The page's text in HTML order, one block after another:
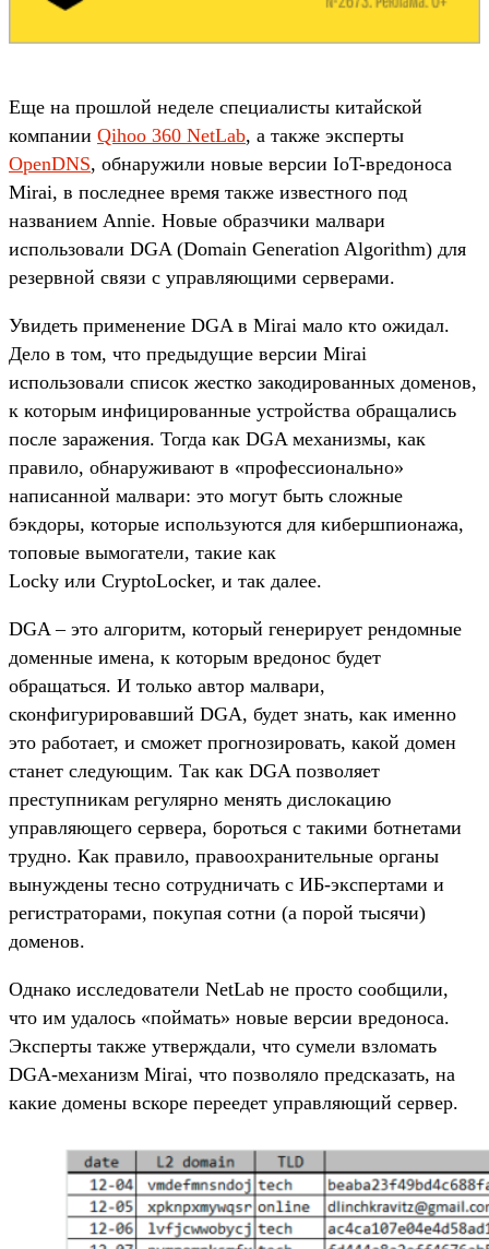
Еще на прошлой неделе специалисты китайской
компании Qihoo 360 NetLab, а также эксперты
OpenDNS, обнаружили новые версии IoT-вредоноса
Mirai, в последнее время также известного под
названием Annie. Новые образчики малвари
использовали DGA (Domain Generation Algorithm) для
резервной связи с управляющими серверами.
Увидеть применение DGA в Mirai мало кто ожидал.
Дело в том, что предыдущие версии Mirai
использовали список жестко закодированных доменов,
к которым инфицированные устройства обращались
после заражения. Тогда как DGA механизмы, как
правило, обнаруживают в «профессионально»
написанной малвари: это могут быть сложные
бэкдоры, которые используются для кибершпионажа,
топовые вымогатели, такие как
Locky или CryptoLocker, и так далее.
DGA – это алгоритм, который генерирует рендомные
доменные имена, к которым вредонос будет
обращаться. И только автор малвари,
сконфигурировавший DGA, будет знать, как именно
это работает, и сможет прогнозировать, какой домен
станет следующим. Так как DGA позволяет
преступникам регулярно менять дислокацию
управляющего сервера, бороться с такими ботнетами
трудно. Как правило, правоохранительные органы
вынуждены тесно сотрудничать с ИБ-экспертами и
регистраторами, покупая сотни (а порой тысячи)
доменов.
Однако исследователи NetLab не просто сообщили,
что им удалось «поймать» новые версии вредоноса.
Эксперты также утверждали, что сумели взломать
DGA-механизм Mirai, что позволяло предсказать, на
какие домены вскоре переедет управляющий сервер.